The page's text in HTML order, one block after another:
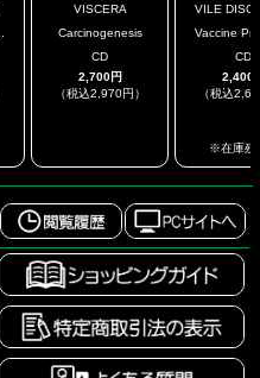
VISCERA
Carcinogenesis
CD
2,700円
（税込2,970円）
VILE
Vaccine
CD
2,400
（税込
※在庫残